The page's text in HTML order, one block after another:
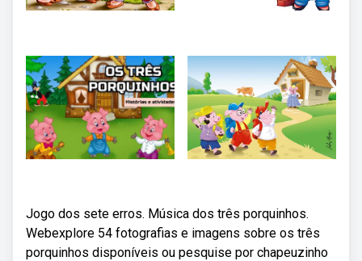
Jogo dos sete erros. Música dos três porquinhos.
Webexplore 54 fotografias e imagens sobre os três
porquinhos disponíveis ou pesquise por chapeuzinho